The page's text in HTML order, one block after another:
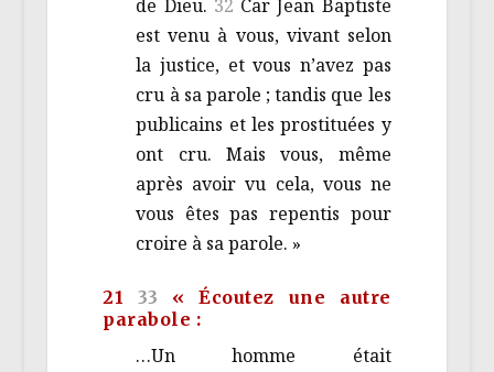
de Dieu. 32 Car Jean Baptiste
est venu à vous, vivant selon
la justice, et vous n’avez pas
cru à sa parole ; tandis que les
publicains et les prostituées y
ont cru. Mais vous, même
après avoir vu cela, vous ne
vous êtes pas repentis pour
croire à sa parole. »
2133 « Écoutez une autre
parabole :
…Un homme était